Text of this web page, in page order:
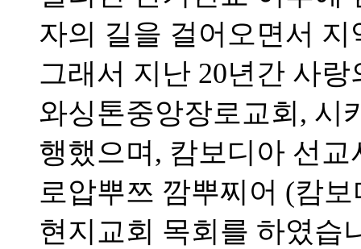
자의 길을 걸어오면서
그래서 지난 20년간 사
와싱톤중앙장로교회, 시
행했으며, 캄보디아 선
로압뿌쯔 깜뿌찌어 (캄
현지교회 목회를 하였습